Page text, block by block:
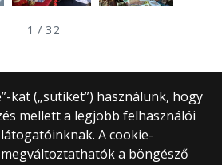
1 / 32
kat („sütiket”) használunk, hogy
mellett a legjobb felhasználói
A cookie-
a böngésző
Loránd Tudományegyetem
jog fenntartva.
Egyetem tér 1–3.